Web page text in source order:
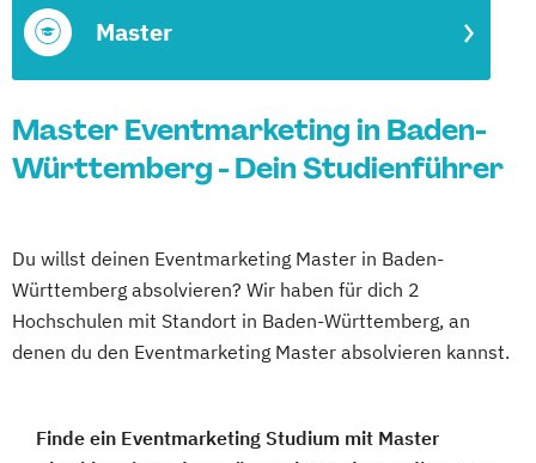
Master
Master Eventmarketing in Baden-
Württemberg - Dein Studienführer
Du willst deinen Eventmarketing Master in Baden-
Württemberg absolvieren? Wir haben für dich 2
Hochschulen mit Standort in Baden-Württemberg, an
denen du den Eventmarketing Master absolvieren kannst.
Finde ein Eventmarketing Studium mit Master